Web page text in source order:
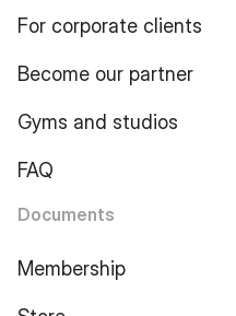
For corporate clients
Become our partner
Gyms and studios
FAQ
Documents
Membership